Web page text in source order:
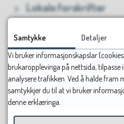
Lokale forskrifter
Webkamera
Kart, kartdata og
eigedomsinformasjon
Våre
Samtykke Detaljer
Vi bruker informasjonskapslar
brukaropplevinga på nettsida,
analysere trafikken. Ved å halde fram
samtykkjer du til at vi bruker
denne erklæringa.